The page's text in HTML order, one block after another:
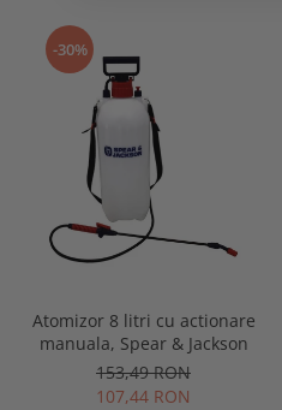
-30%
Atomizor 8 litri cu actionare
manuala, Spear & Jackson
153,49 RON
107,44 RON